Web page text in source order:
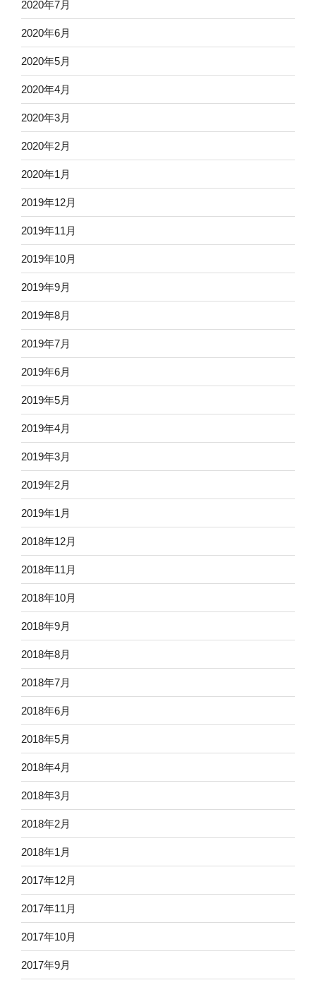
2020年7月
2020年6月
2020年5月
2020年4月
2020年3月
2020年2月
2020年1月
2019年12月
2019年11月
2019年10月
2019年9月
2019年8月
2019年7月
2019年6月
2019年5月
2019年4月
2019年3月
2019年2月
2019年1月
2018年12月
2018年11月
2018年10月
2018年9月
2018年8月
2018年7月
2018年6月
2018年5月
2018年4月
2018年3月
2018年2月
2018年1月
2017年12月
2017年11月
2017年10月
2017年9月